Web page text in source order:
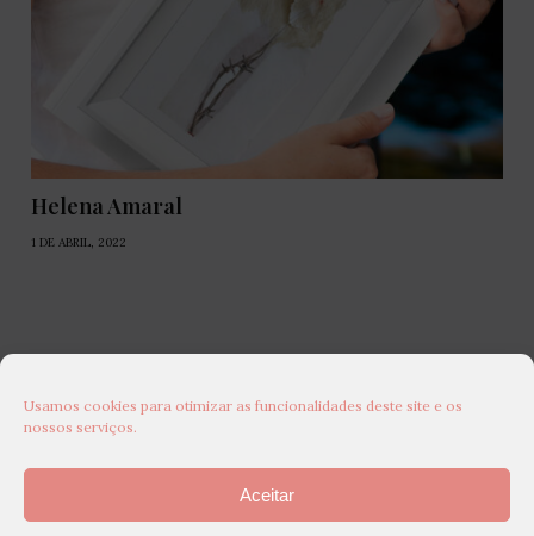
Usamos cookies para otimizar as funcionalidades deste site e os
nossos serviços.
Aceitar
Helena Amaral
1 DE ABRIL, 2022